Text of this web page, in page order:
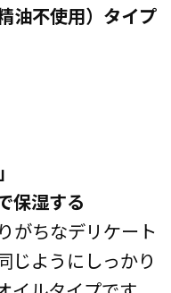
油不使用）タイプ
保湿する
がちなデリケート
じようにしっかり